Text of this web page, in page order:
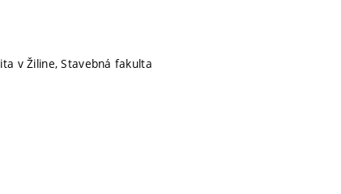
v Žiline, Stavebná fakulta